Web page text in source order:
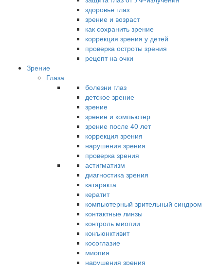
здоровье глаз
зрение и возраст
как сохранить зрение
коррекция зрения у детей
проверка остроты зрения
рецепт на очки
Зрение
Глаза
болезни глаз
детское зрение
зрение
зрение и компьютер
зрение после 40 лет
коррекция зрения
нарушения зрения
проверка зрения
астигматизм
диагностика зрения
катаракта
кератит
компьютерный зрительный синдром
контактные линзы
контроль миопии
конъюнктивит
косоглазие
миопия
нарушения зрения